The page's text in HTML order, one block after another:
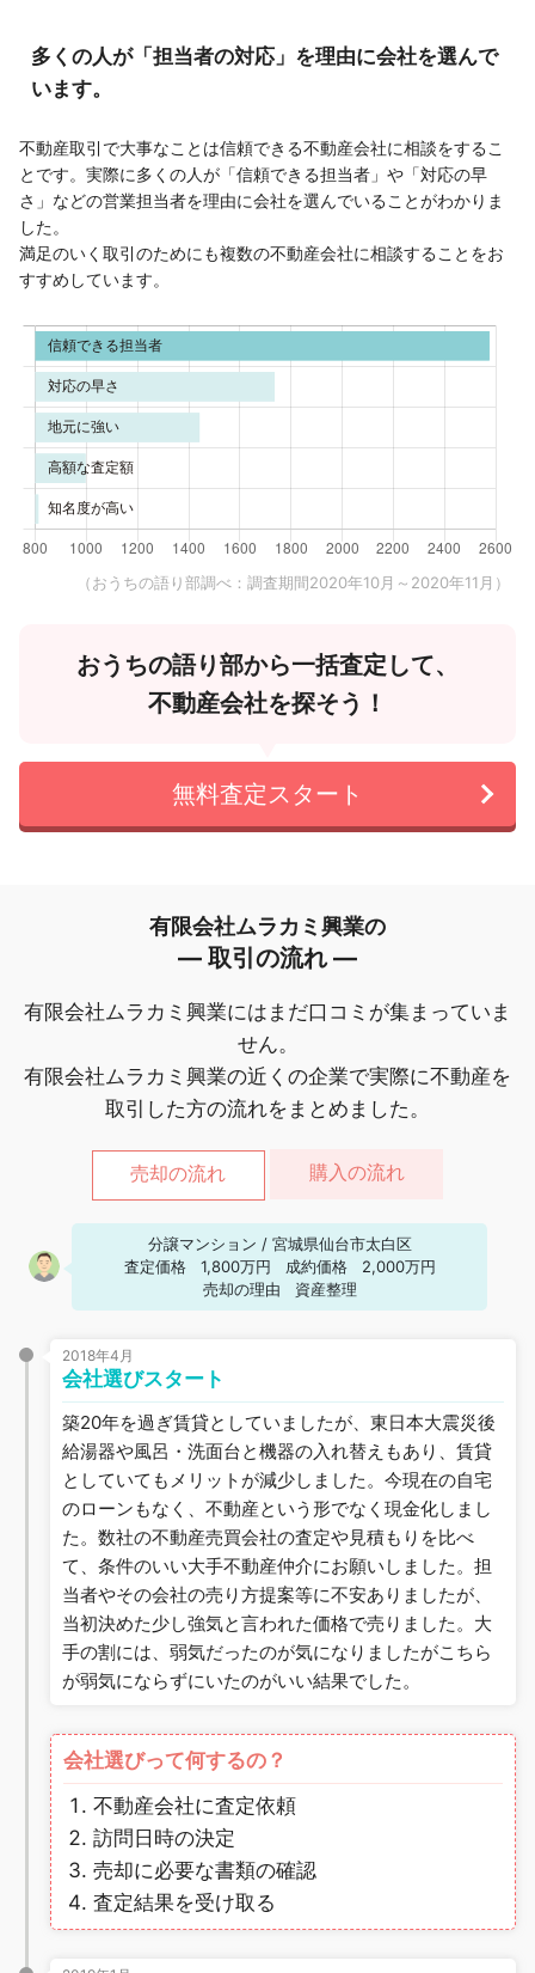
多くの人が「担当者の対応」を理由に会社を選んで
います。
不動産取引で大事なことは信頼できる不動産会社に相談をするこ
とです。実際に多くの人が「信頼できる担当者」や「対応の早
さ」などの営業担当者を理由に会社を選んでいることがわかりま
した。
満足のいく取引のためにも複数の不動産会社に相談することをお
すすめしています。
（おうちの語り部調べ：調査期間2020年10月～2020年11月）
おうちの語り部から一括査定して、
不動産会社を探そう！
無料査定スタート
有限会社ムラカミ興業の
― 取引の流れ ―
有限会社ムラカミ興業にはまだ口コミが集まっていま
せん。
有限会社ムラカミ興業の近くの企業で実際に不動産を
取引した方の流れをまとめました。
売却の流れ 購入の流れ
分譲マンション / 宮城県仙台市太白区
査定価格
1,800万円 成約価格
2,000万円
売却の理由
資産整理
2018年4月
会社選びスタート
築20年を過ぎ賃貸としていましたが、東日本大震災後
給湯器や風呂・洗面台と機器の入れ替えもあり、賃貸
としていてもメリットが減少しました。今現在の自宅
のローンもなく、不動産という形でなく現金化しまし
た。数社の不動産売買会社の査定や見積もりを比べ
て、条件のいい大手不動産仲介にお願いしました。担
当者やその会社の売り方提案等に不安ありましたが、
当初決めた少し強気と言われた価格で売りました。大
手の割には、弱気だったのが気になりましたがこちら
が弱気にならずにいたのがいい結果でした。
会社選びって何するの？
不動産会社に査定依頼
訪問日時の決定
売却に必要な書類の確認
査定結果を受け取る